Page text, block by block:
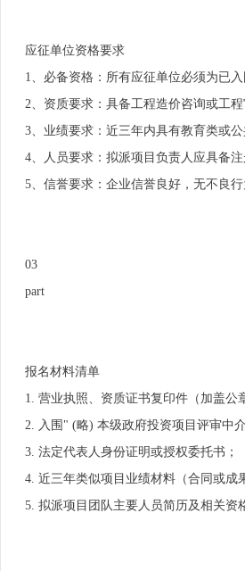
应征单位资格要求
1、必备资格：所有应征单位必须为已
2、资质要求：具备工程造价咨询或工程
3、业绩要求：近三年内具有教育类或
4、人员要求：拟派项目负责人应具备
5、信誉要求：企业信誉良好，无不良行
03
part
报名材料清单
1. 营业执照、资质证书复印件（加盖公
2. 入围" (略) 本级政府投资项目评审中
3. 法定代表人身份证明或授权委托书；
4. 近三年类似项目业绩材料（合同或成
5. 拟派项目团队主要人员简历及相关资